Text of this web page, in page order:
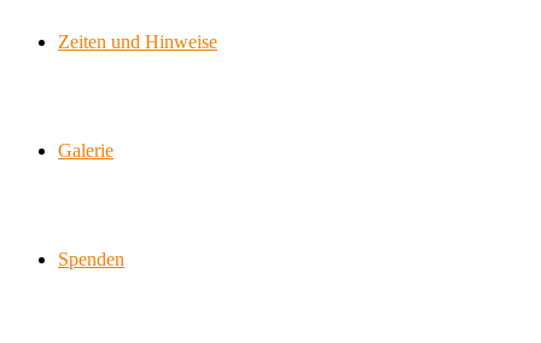
Zeiten und Hinweise
Galerie
Spenden